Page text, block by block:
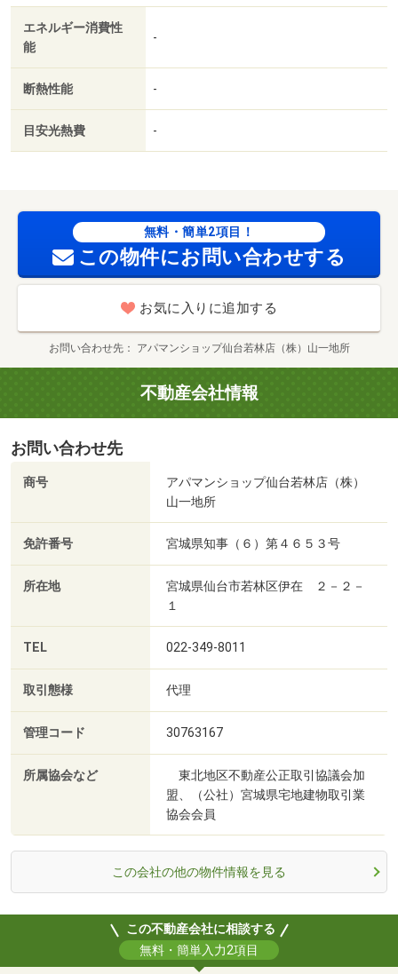
／２沿線利用可／エアコン２台／メゾネット／ネット使用
料不要／２４時間換気システム／複層ガラス／築３年以内
／納戸／階段下収納／２駅利用可／敷地内ごみ置き場／平
ング階段／ＢＳ／初期費用カード決済可／ヨークベニマル
遠見塚店（スーパー）まで９００ｍ／サンドラッグ南小泉
店（ドラッグストア）まで２７０ｍ／仙台市若林区役所
センター）まで１０９５ｍ／東北医科薬科大学若林病院
（病院）まで１２９５ｍ/賃貸戸数:8戸
エネルギー消費性
能
-
断熱性能 -
目安光熱費 -
無料・簡単2項目！
この物件にお問い合わせする
お気に入りに追加する
お問い合わせ先 アパマンショップ仙台若林店（株）山一地所
不動産会社情報
お問い合わせ先
商号
アパマンショップ仙台若林店（株）
山一地所
免許番号 宮城県知事（６）第４６５３号
所在地
宮城県仙台市若林区伊在 ２－２－
１
TEL 022-349-8011
取引態様 代理
管理コード 30763167
所属協会など
東北地区不動産公正取引協議会加
盟、（公社）宮城県宅地建物取引業
協会会員
この会社の他の物件情報を見る
この不動産会社に相談する
無料・簡単入力2項目